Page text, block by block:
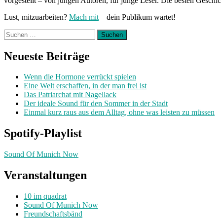
Lust, mitzuarbeiten? Mach mit – dein Publikum wartet!
Suchen
nach:
Neueste Beiträge
Wenn die Hormone verrückt spielen
Eine Welt erschaffen, in der man frei ist
Das Patriarchat mit Nagellack
Der ideale Sound für den Sommer in der Stadt
Einmal kurz raus aus dem Alltag, ohne was leisten zu müssen
Spotify-Playlist
Sound Of Munich Now
Veranstaltungen
10 im quadrat
Sound Of Munich Now
Freundschaftsbänd